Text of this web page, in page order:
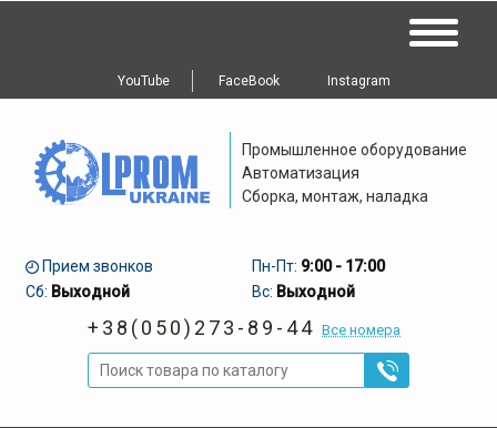
YouTube FaceBook Instagram
Промышленное оборудование
Автоматизация
Сборка, монтаж, наладка
Прием звонков Пн-Пт: 9:00 - 17:00
Сб: Выходной Вс: Выходной
+38(050)273-89-44 Все номера